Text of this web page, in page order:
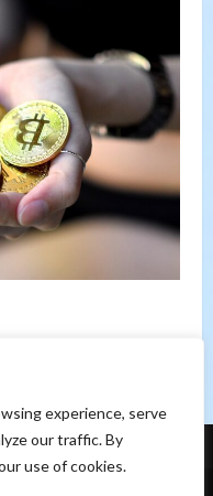
experience, serve
our traffic. By
use of cookies.